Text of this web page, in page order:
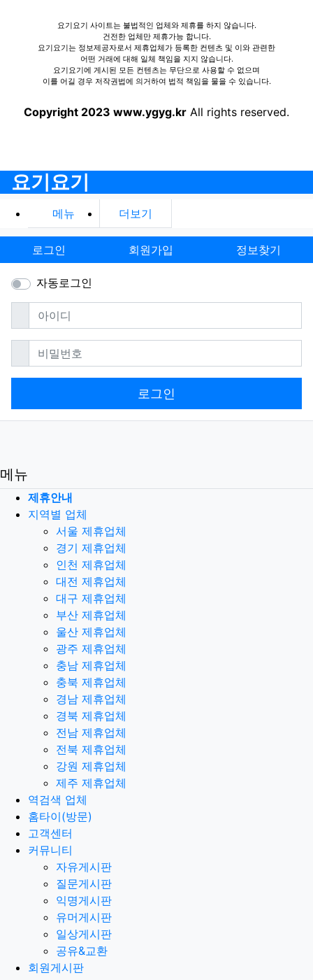
요기요기 사이트는 불법적인 업체와 제휴를 하지 않습니다.
건전한 업체만 제휴가능 합니다.
요기요기는 정보제공자로서 제휴업체가 등록한 컨텐츠 및 이와 관련한
어떤 거래에 대해 일체 책임을 지지 않습니다.
요기요기에 게시된 모든 컨텐츠는 무단으로 사용할 수 없으며
이를 어길 경우 저작권법에 의거하여 법적 책임을 물을 수 있습니다.
Copyright 2023 www.ygyg.kr All rights reserved.
요기요기
메뉴 더보기
로그인 회원가입 정보찾기
자동로그인
아이디필수
비밀번호필수
로그인
메뉴
제휴안내
지역별 업체
서울 제휴업체
경기 제휴업체
인천 제휴업체
대전 제휴업체
대구 제휴업체
부산 제휴업체
울산 제휴업체
광주 제휴업체
충남 제휴업체
충북 제휴업체
경남 제휴업체
경북 제휴업체
전남 제휴업체
전북 제휴업체
강원 제휴업체
제주 제휴업체
역검색 업체
홈타이(방문)
고객센터
커뮤니티
자유게시판
질문게시판
익명게시판
유머게시판
일상게시판
공유&교환
회원게시판